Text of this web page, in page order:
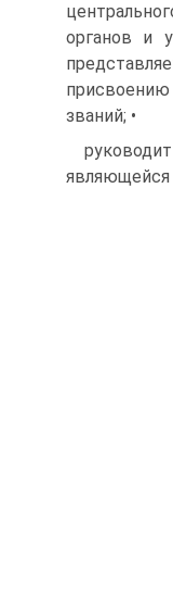
органов и
званий; •
являющейся